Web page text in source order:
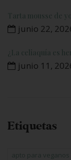
Tarta mousse de
junio 22,
¿La celiaquía es
junio 11,
Etiquetas
apto para veganos